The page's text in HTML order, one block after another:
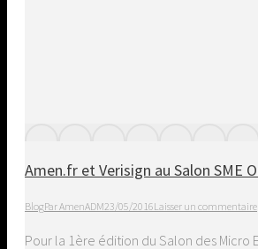
Amen.fr et Verisign au Salon SME
BlogParAmenADM23/05/2016Laisser un commentaire
Pour la 1ère édition du Salon des Micro